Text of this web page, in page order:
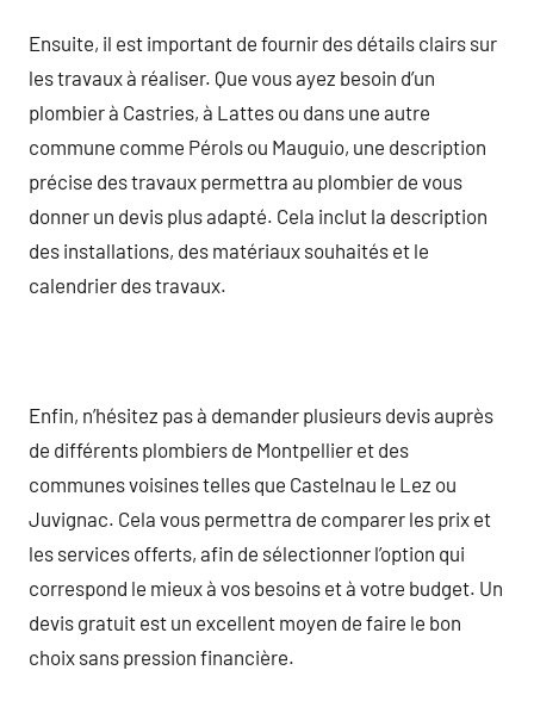
Ensuite, il est important de fournir des détails clairs sur
les travaux à réaliser. Que vous ayez besoin d’un
plombier à Castries, à Lattes ou dans une autre
commune comme Pérols ou Mauguio, une description
précise des travaux permettra au plombier de vous
donner un devis plus adapté. Cela inclut la description
des installations, des matériaux souhaités et le
calendrier des travaux.
Enfin, n’hésitez pas à demander plusieurs devis auprès
de différents plombiers de Montpellier et des
communes voisines telles que Castelnau le Lez ou
Juvignac. Cela vous permettra de comparer les prix et
les services offerts, afin de sélectionner l’option qui
correspond le mieux à vos besoins et à votre budget. Un
devis gratuit est un excellent moyen de faire le bon
choix sans pression financière.